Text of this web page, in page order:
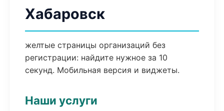
Хабаровск
желтые страницы организаций без
регистрации: найдите нужное за 10
секунд. Мобильная версия и виджеты.
Наши услуги